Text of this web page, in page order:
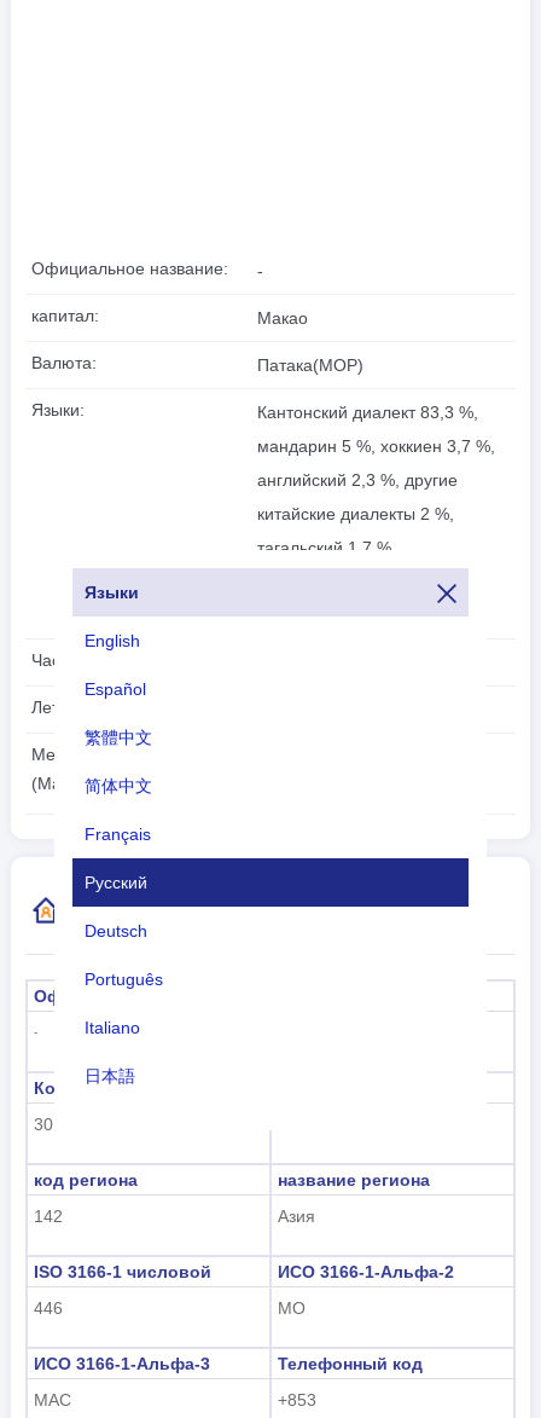
Языки
English
Español
繁體中文
简体中文
Français
Русский
Deutsch
Português
Italiano
日本語
tiếng Việt
한국어
Официальное название: -
капитал: Макао
Валюта: Патака(MOP)
Языки:
Кантонский диалект 83,3 %,
мандарин 5 %, хоккиен 3,7 %,
английский 2,3 %, другие
китайские диалекты 2 %,
тагальский 1,7 %,
португальский 0,7 %, другие
1,3 %
Часовой пояс:
Летнее время:
Местное время:
(Макао)
Дополнительная информация о коде
страны
Официальное название
-
Код субрегиона
30
код региона
142
название региона
Азия
ISO 3166-1 числовой
446
ИСО 3166-1-Альфа-2
MO
ИСО 3166-1-Альфа-3
MAC
Телефонный код
+853